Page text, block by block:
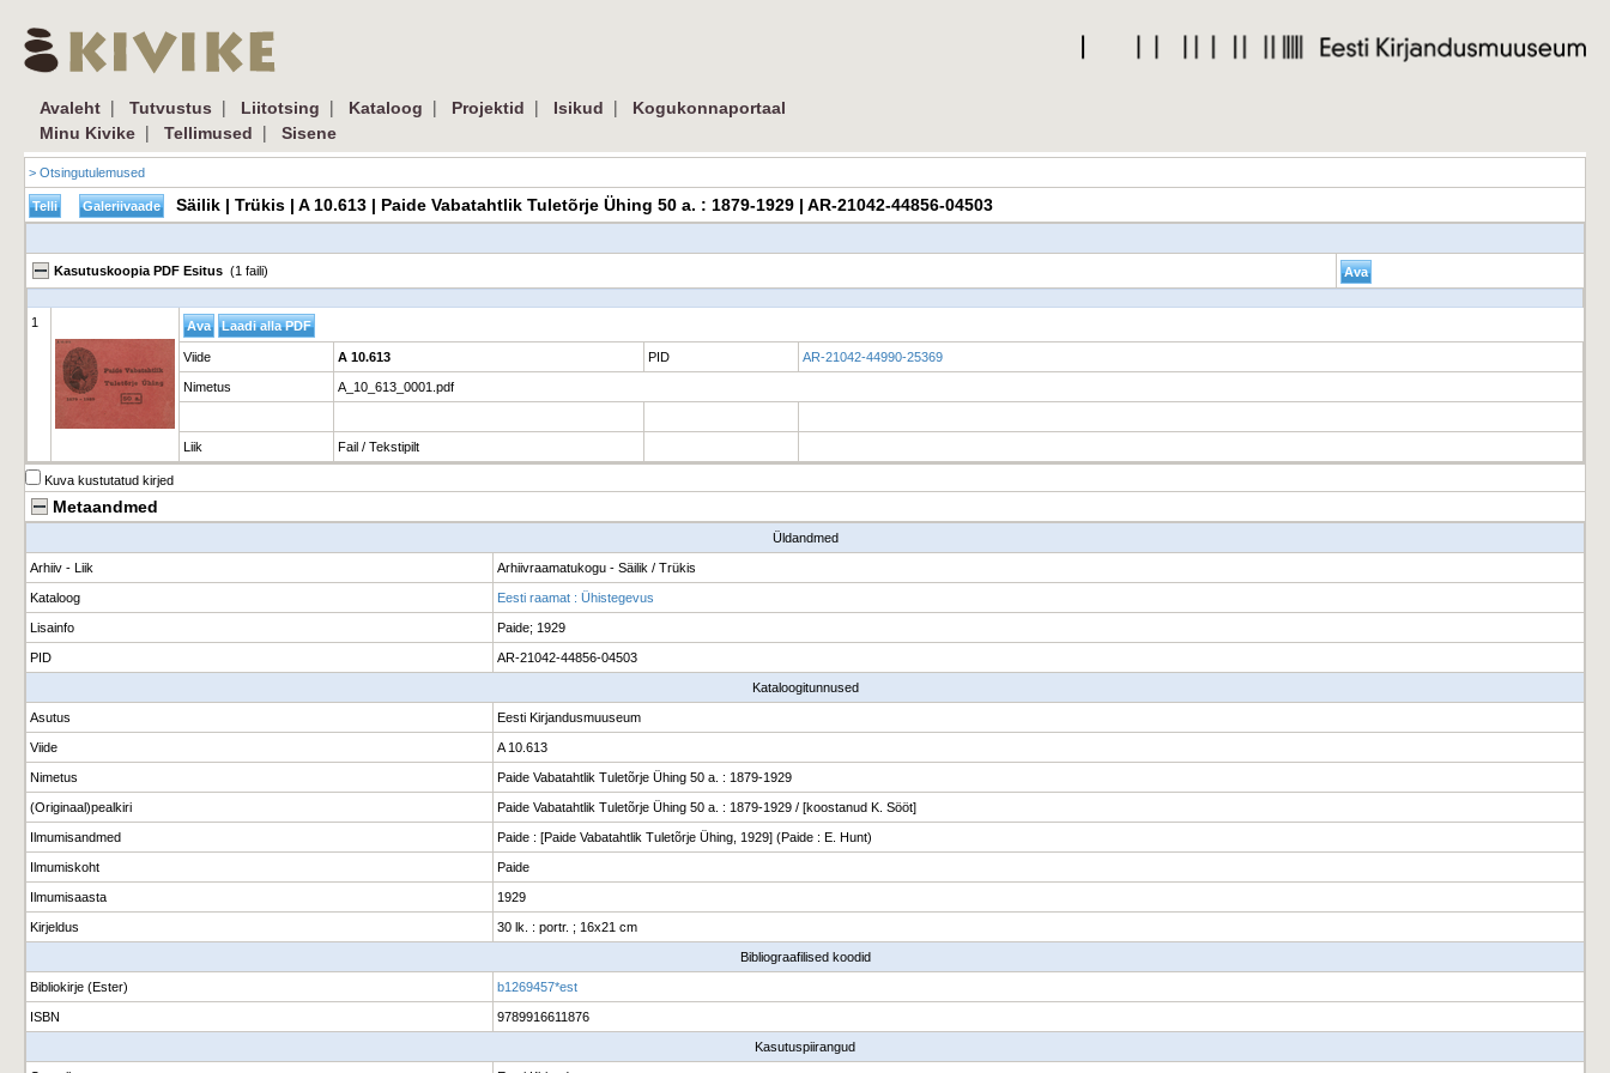
Avaleht | Tutvustus | Liitotsing | Kataloog | Projektid | Isikud |
Kogukonnaportaal
Minu Kivike | Tellimused | Sisene
> Otsingutulemused
Säilik | Trükis | A 10.613 | Paide Vabatahtlik Tuletõrje Ühing 50 a. : 1879-1929 | AR-21042-44856-04503
Kasutuskoopia PDF Esitus (1 faili)
1
Viide A 10.613 PID AR-21042-44990-25369
Nimetus A_10_613_0001.pdf
Liik Fail / Tekstipilt
Kuva kustutatud kirjed
Metaandmed
Üldandmed
Arhiiv - Liik Arhiivraamatukogu - Säilik / Trükis
Kataloog Eesti raamat : Ühistegevus
Lisainfo Paide; 1929
PID AR-21042-44856-04503
Kataloogitunnused
Asutus Eesti Kirjandusmuuseum
Viide A 10.613
Nimetus Paide Vabatahtlik Tuletõrje Ühing 50 a. : 1879-1929
(Originaal)pealkiri Paide Vabatahtlik Tuletõrje Ühing 50 a. : 1879-1929 / [koostanud K. Sööt]
Ilmumisandmed Paide : [Paide Vabatahtlik Tuletõrje Ühing, 1929] (Paide : E. Hunt)
Ilmumiskoht Paide
Ilmumisaasta 1929
Kirjeldus 30 lk. : portr. ; 16x21 cm
Bibliograafilised koodid
Bibliokirje (Ester) b1269457*est
ISBN 9789916611876
Kasutuspiirangud